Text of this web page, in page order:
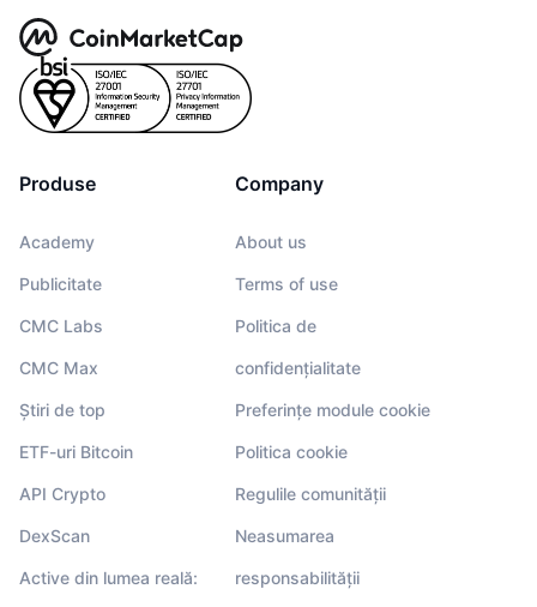
Produse
Academy
Publicitate
CMC Labs
CMC Max
Știri de top
ETF-uri Bitcoin
API Crypto
DexScan
Active din lumea reală:
Company
About us
Terms of use
Politica de
confidențialitate
Preferințe module cookie
Politica cookie
Regulile comunității
Neasumarea
responsabilității